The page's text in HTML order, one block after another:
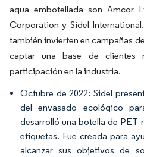
agua embotellada son Amcor
Corporation y Sidel
también invierten en campañas
captar una base de clientes
participación en la industria.
Octubre de 2022: Sidel
del envasado ecológico
desarrolló una botella de PET
etiquetas. Fue creada para
alcanzar sus objetivos de